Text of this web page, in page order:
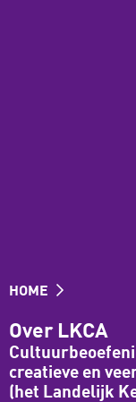
HOME
Over LKCA
creatieve en
(het Landelijk